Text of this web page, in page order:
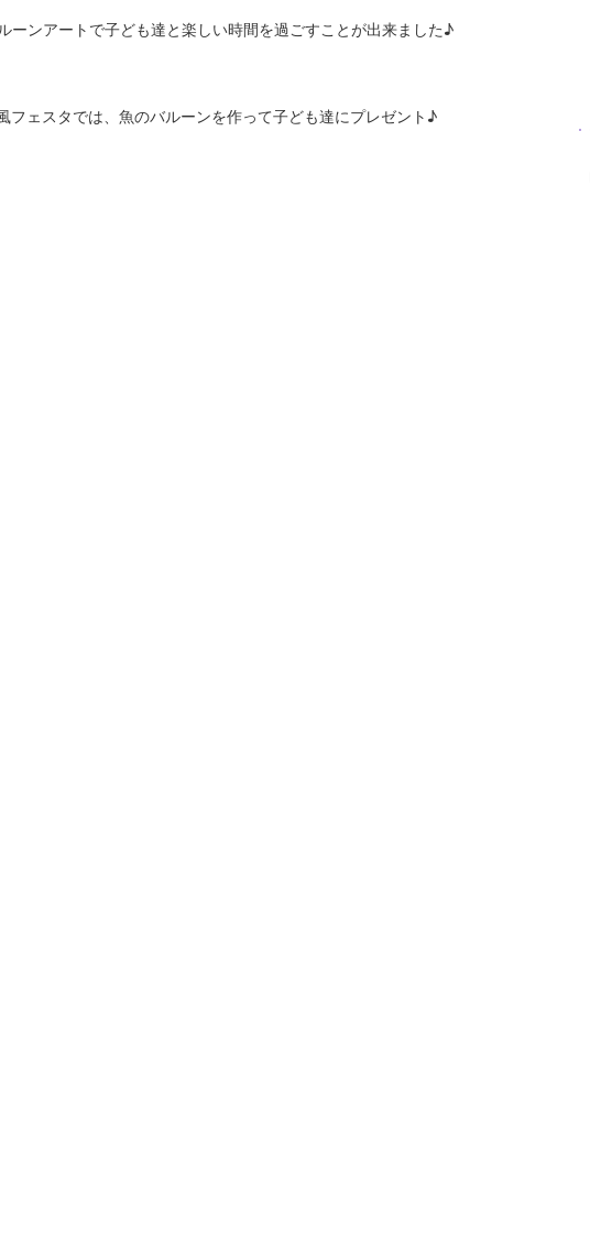
ーンアートで子ども達と楽しい時間を過ごすことが出来ました♪
フェスタでは、魚のバルーンを作って子ども達にプレゼント♪